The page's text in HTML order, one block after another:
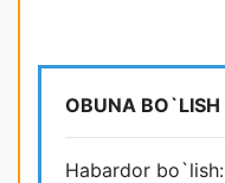
OBUNA BO`LISH
Habardor bo`lish: